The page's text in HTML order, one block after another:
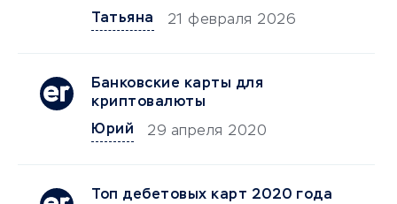
Татьяна
21 февраля 2026
Банковские карты для
криптовалюты
Юрий
29 апреля 2020
Топ дебетовых карт 2020 года